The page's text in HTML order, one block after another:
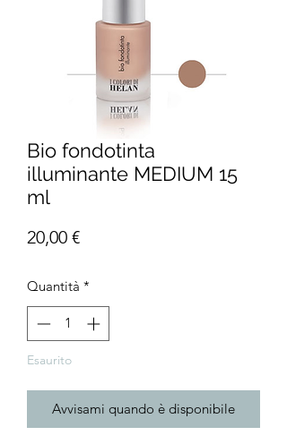
Bio fondotinta
illuminante MEDIUM 15
ml
20,00 €Prezzo
Quantità *
Esaurito
Avvisami quando è disponibile